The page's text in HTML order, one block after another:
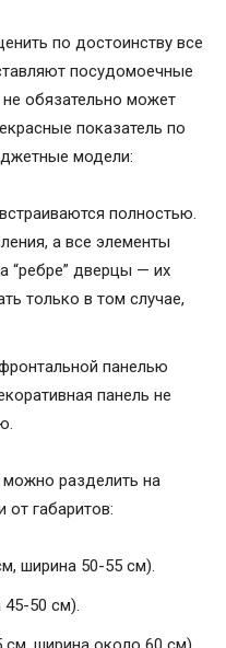
по достоинству все
посудомоечные
обязательно может
показатель по
модели:
полностью.
а все элементы
“ребре” дверцы — их
только в том случае,
панелью
панель не
разделить на
от габаритов:
ширина 50-55 см).
50 см).